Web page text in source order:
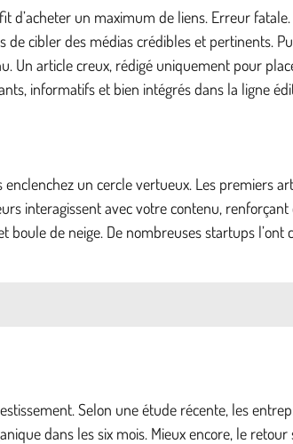
d’acheter un maximum de liens. Erreur
de cibler des médias crédibles et pertinents.
Un article creux, rédigé uniquement pour
informatifs et bien intégrés dans la ligne
un cercle vertueux. Les premiers
interagissent avec votre contenu,
boule de neige. De nombreuses startups
Selon une étude récente, les
dans les six mois. Mieux encore, le